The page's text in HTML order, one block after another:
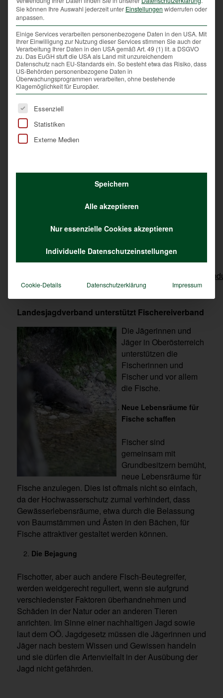
lebensraumgerechter Bestand ist das Ziel.
Um die Fischotter von Gewässern fern zu halten und
auch um die Fischvielfalt zu schützen, können
folgende Maßnahmen laut Management-Plan
umgesetzt werden:
Einzäunung von Teichen etc.
Vergrämungs- und Abwehrmaßnahmen, wie akustische
und visuelle Signale oder Duftstoffe
Einsatz von Fluchtkörben
Teichanlage über den Winter
Schaffung von Alternativnahrungsangeboten ,
Schutz Ihrer Anlage und Ihrer Fische zu beantragen:
https://www.land-
oberoesterreich.gv.at/Mediendateien/Formulare/
Landesjagdverband unterstützt Fischereiverband
Die Jägerinnen und
Jäger in Oberösterreich
unterstützen die
Fischerinnen und
Fischer und vor allem
die Fische.
Neue Lebensräume für
Fische schaffen
Fischer sind
gemeinsam mit
Grundbesitzern bemüht,
neue Lebensräume für
Fische anzulegen. Dies ist oftmals nicht so einfach,
da der Hochwasserschutz zumal verhindert, dass
Gewässerlebensräume, etwa durch die Belassung
von Baumstämmen und Ästen in den Bächen, für
Fische attraktiver gestaltet werden können.
Die Bejagung
Fischotter, aber auch andere Fisch-Beutegreifer,
werden weidgerecht reguliert, wenn sie aufgrund
verschiedenster Faktoren überhandnehmen und
Schäden in der Natur oder an anderen Tieren
anrichten. Im Sinne einer nachhaltigen Jagd sowie
laut dem OÖ. Jagdgesetz müssen die Jägerinnen und
Jäger nach bestem Wissen und Gewissen handeln
und sie dürfen die Artenvielfalt in der Ausübung der
Jagd nicht gefährden.
Sie können Ihre Auswahl jederzeit unter Einstellungen widerrufen oder
anpassen.
Einige Services verarbeiten personenbezogene Daten in den USA. Mit
Ihrer Einwilligung zur Nutzung dieser Services stimmen Sie auch der
Verarbeitung Ihrer Daten in den USA gemäß Art. 49 (1) lit. a DSGVO
zu. Das EuGH stuft die USA als Land mit unzureichendem
Datenschutz nach EU-Standards ein. So besteht etwa das Risiko, dass
US-Behörden personenbezogene Daten in
Überwachungsprogrammen verarbeiten, ohne bestehende
Klagemöglichkeit für Europäer.
Es folgt eine Liste der Service-Gruppen, für die eine
Essenziell
Statistiken
Externe Medien
Speichern
Alle akzeptieren
Nur essenzielle Cookies akzeptieren
Individuelle Datenschutzeinstellungen
Cookie-Details Datenschutzerklärung Impressum